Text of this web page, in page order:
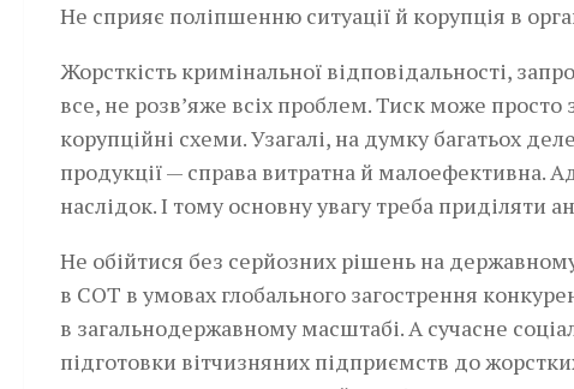
Не сприяє поліпшенню ситуації й корупція в
Жорсткість кримінальної відповідальності,
все, не розв’яже всіх проблем. Тиск може просто
корупційні схеми. Узагалі, на думку багатьох
продукції — справа витратна й малоефективна.
наслідок. І тому основну увагу треба приділяти
Не обійтися без серйозних рішень на державному
в СОТ в умовах глобального загострення
в загальнодержавному масштабі. А сучасне
підготовки вітчизняних підприємств до